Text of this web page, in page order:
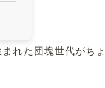
れた団塊世代がちょ